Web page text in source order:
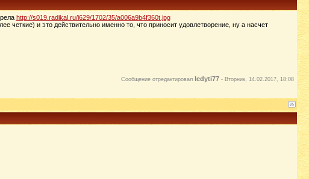
http://s019.radikal.ru/i629/1702/35/a006a9b4f360t.jpg
и это действительно именно то, что приносит удовлетворение, ну а насчет
Сообщение отредактировал ledyti77- Вторник, 14.02.2017, 18:08